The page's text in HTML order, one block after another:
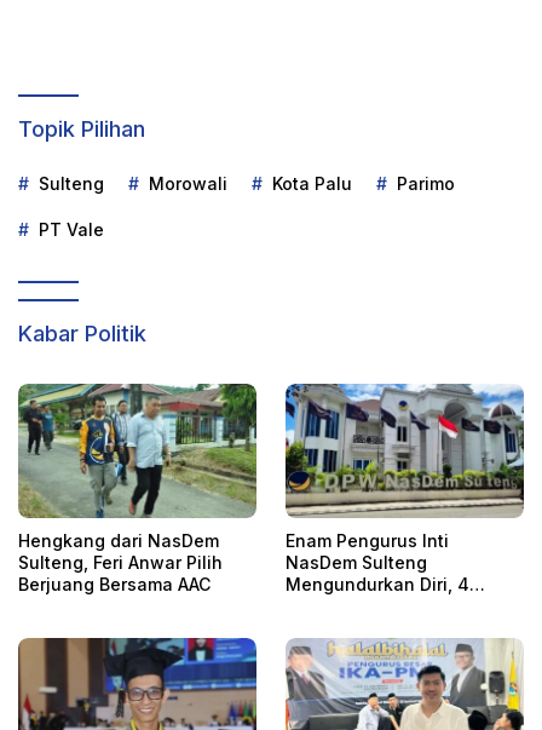
Topik Pilihan
Sulteng Morowali Kota Palu Parimo
PT Vale
Kabar Politik
Hengkang dari NasDem
Sulteng, Feri Anwar Pilih
Berjuang Bersama AAC
Enam Pengurus Inti
NasDem Sulteng
Mengundurkan Diri, 4